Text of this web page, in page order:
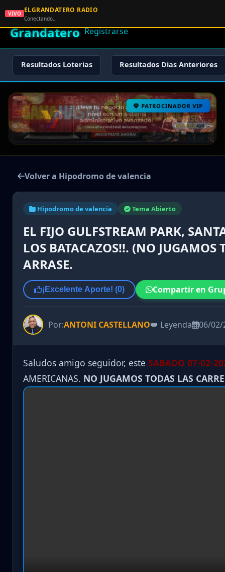
🌟 El
Grandatero Registrarse
Resultados Loterias Resultados Dias Anteriores
PATROCINADOR VIP
Volver a Hipodromo de valencia
Hipodromo de valencia Tema Abierto
EL FIJO GULFSTREAM PARK,
LOS BATACAZOS!!. (NO JUGAMOS
ARRASE.
¡Excelente Aporte! (0) Compartir en
Por:ANTONI CASTELLANO👑 Leyenda 06/02/
Saludos amigo seguidor, este SABADO 07-02-
AMERICANAS. NO JUGAMOS TODAS LAS
VIVO ELGRANDATERO RADIO
Conectando…